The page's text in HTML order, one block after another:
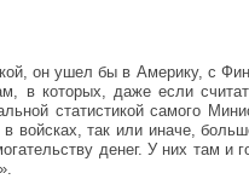
он ушел бы в Америку, с
в которых, даже если
статистикой самого
войсках, так или иначе,
денег. У них там и